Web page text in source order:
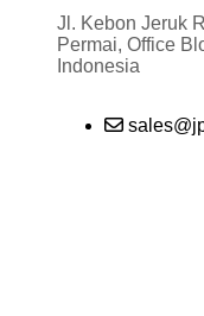
Jl. Kebon Jeruk
Permai, Office
Indonesia